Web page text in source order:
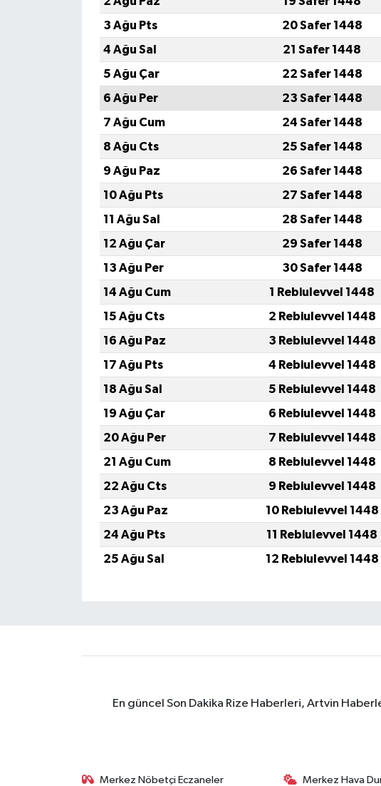
3 Ağu Pts
20 Safer 1448
4 Ağu Sal
21 Safer 1448
5 Ağu Çar
22 Safer 1448
6 Ağu Per
23 Safer 1448
7 Ağu Cum
24 Safer 1448
8 Ağu Cts
25 Safer 1448
9 Ağu Paz
26 Safer 1448
10 Ağu Pts
27 Safer 1448
11 Ağu Sal
28 Safer 1448
12 Ağu Çar
29 Safer 1448
13 Ağu Per
30 Safer 1448
14 Ağu Cum
1 Rebiulevvel 1448
15 Ağu Cts
2 Rebiulevvel 1448
16 Ağu Paz
3 Rebiulevvel 1448
17 Ağu Pts
4 Rebiulevvel 1448
18 Ağu Sal
5 Rebiulevvel 1448
19 Ağu Çar
6 Rebiulevvel 1448
20 Ağu Per
7 Rebiulevvel 1448
21 Ağu Cum
8 Rebiulevvel 1448
22 Ağu Cts
9 Rebiulevvel 1448
23 Ağu Paz
10 Rebiulevvel 1448
24 Ağu Pts
11 Rebiulevvel 1448
25 Ağu Sal
12 Rebiulevvel 1448
En güncel Son Dakika Rize Haberleri, Artvin
Merkez Nöbetçi Eczaneler Merkez Hava
KÜLTÜR SANAT
SPOR HABERLERİ
TEKNOLOJİ
ÜLKE GÜNDEMİ